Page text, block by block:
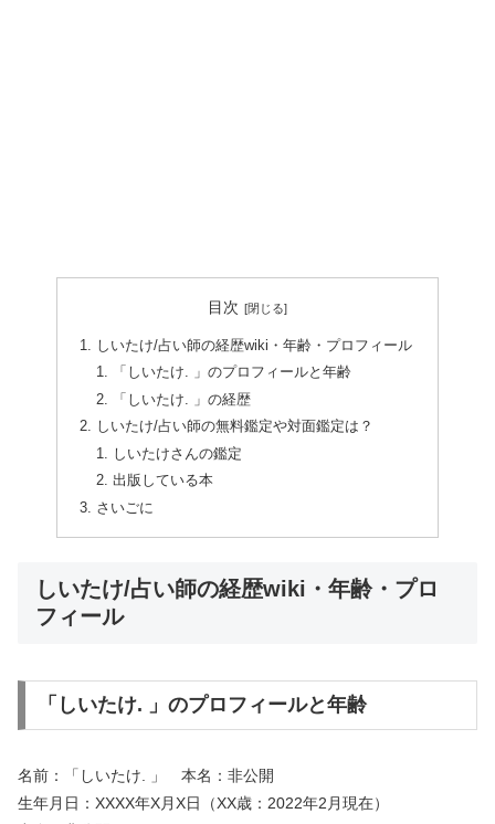
目次
しいたけ/占い師の経歴wiki・年齢・プロフィール
「しいたけ. 」のプロフィールと年齢
「しいたけ. 」の経歴
しいたけ/占い師の無料鑑定や対面鑑定は？
しいたけさんの鑑定
出版している本
さいごに
しいたけ/占い師の経歴wiki・年齢・プロ
フィール
「しいたけ. 」のプロフィールと年齢
名前：
「しいたけ. 」 本名：非公開
生年月日：XXXX年X月X日（XX歳：2022年2月現在）